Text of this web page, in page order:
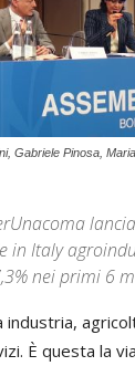
Gabriele Pinosa,
in Italy
nei primi 6
È questa la